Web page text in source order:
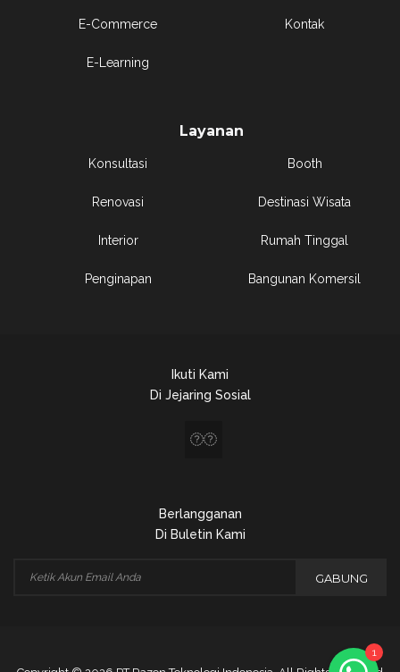
1
Selamat datang di PT Razen
E-Commerce
E-Learning
Kontak
Layanan
Konsultasi
Renovasi
Interior
Penginapan
Booth
Destinasi Wisata
Rumah Tinggal
Bangunan Komersil
Ikuti Kami
Di Jejaring Sosial
Berlangganan
Di Buletin Kami
GABUNG